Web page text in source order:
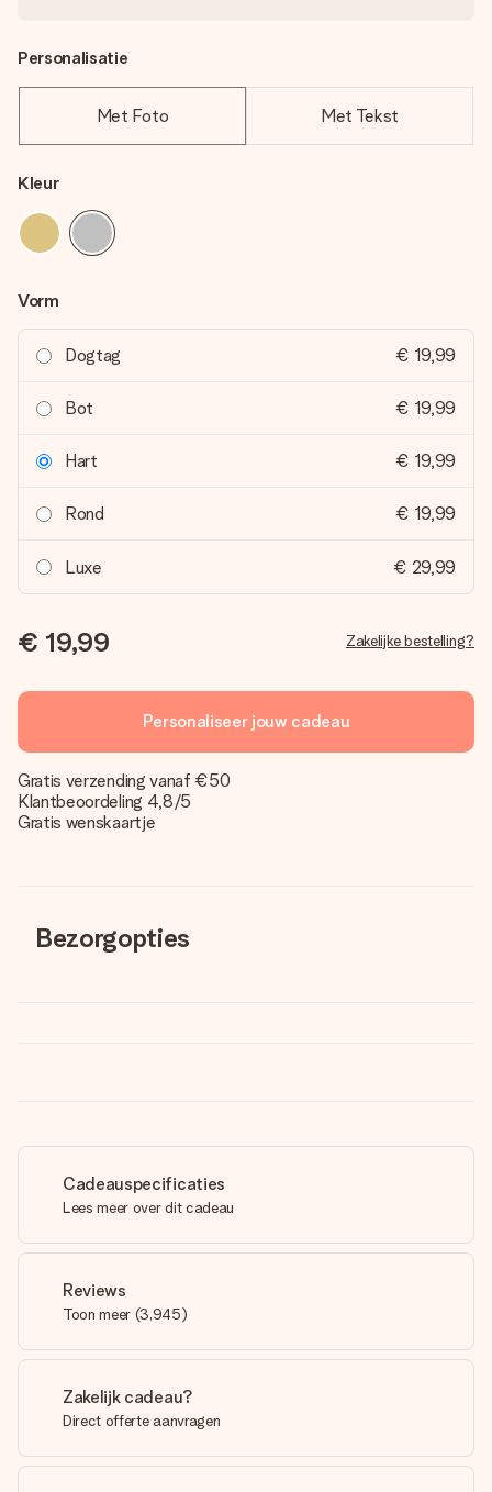
Personalisatie
Met Foto Met Tekst
Kleur
Vorm
Dogtag € 19,99
Bot € 19,99
Hart € 19,99
Rond € 19,99
Luxe € 29,99
€ 19,99 Zakelijke bestelling?
Personaliseer jouw cadeau
Gratis verzending vanaf €50
Klantbeoordeling 4,8/5
Gratis wenskaartje
Bezorgopties
Cadeauspecificaties
Lees meer over dit cadeau
Reviews
Toon meer (3,945)
Zakelijk cadeau?
Direct offerte aanvragen